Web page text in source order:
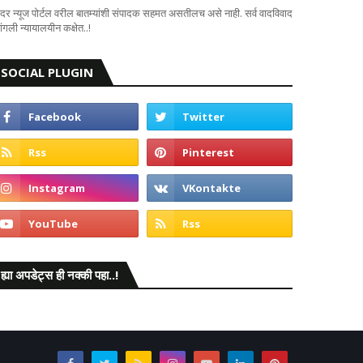
न्यूज पोर्टल वरील बातम्यांशी संपादक सहमत असतीलच असे नाही. सर्व वादविवाद
न्यायालयीन कक्षेत..!
SOCIAL PLUGIN
ह्या अपडेट्स ही नक्की पहा..!